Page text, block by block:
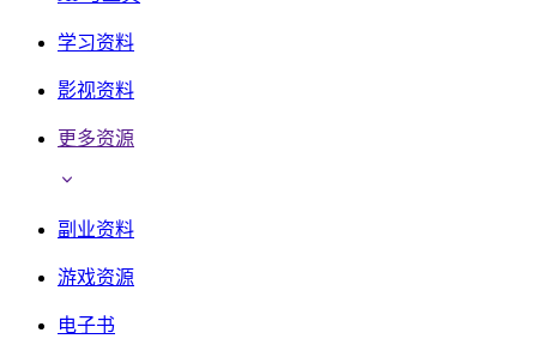
学习资料
影视资料
更多资源
副业资料
游戏资源
电子书